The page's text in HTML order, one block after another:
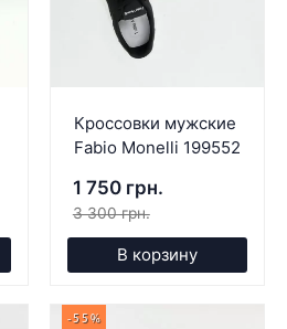
Кроссовки мужские
Fabio Monelli 199552
1 750 грн.
3 300 грн.
В корзину
-55%